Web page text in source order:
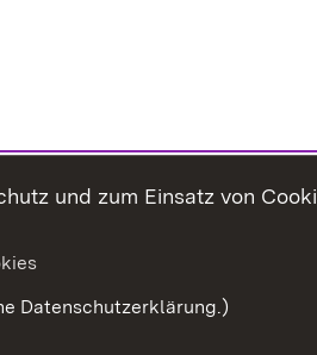
und zum Einsatz von
Datenschutzerklärung.)